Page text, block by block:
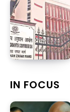
IN FOCUS